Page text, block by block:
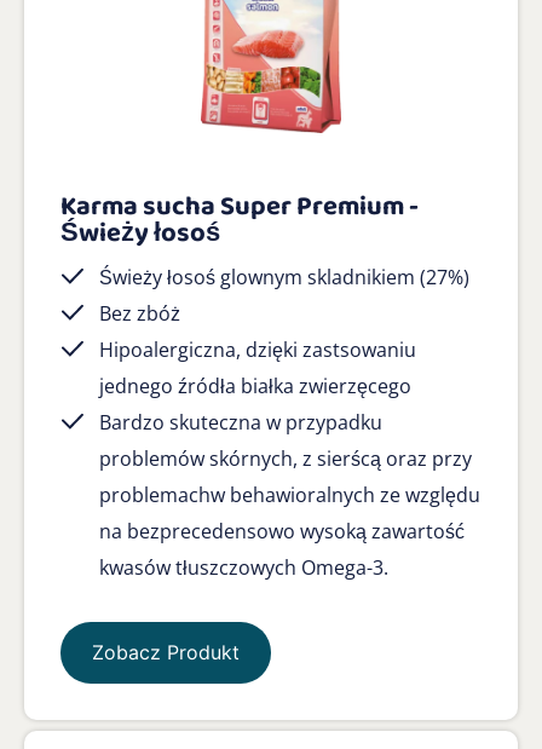
Karma sucha Super Premium -
Świeży łosoś
Świeży łosoś glownym skladnikiem (27%)
Bez zbóż
Hipoalergiczna, dzięki zastsowaniu
jednego źródła białka zwierzęcego
Bardzo skuteczna w przypadku
problemów skórnych, z sierścą oraz przy
problemachw behawioralnych ze względu
na bezprecedensowo wysoką zawartość
kwasów tłuszczowych Omega-3.
Zobacz Produkt